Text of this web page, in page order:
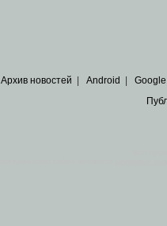
Архив новостей Android Google